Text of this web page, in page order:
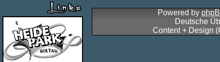
Powered by
Deutsche
Content + Design